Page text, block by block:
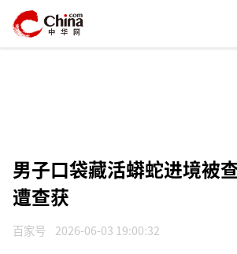
男子口袋藏活蟒蛇进境被
遭查获
百家号 2026-06-03 19:00:32